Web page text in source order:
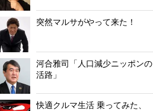
突然マルサがやって来た！
河合雅司「人口減少ニッポンの
活路」
快適クルマ生活 乗ってみた、